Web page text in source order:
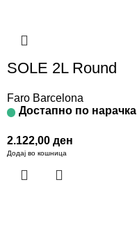
SOLE 2L Round
Faro Barcelona
Достапно по нарачка
2.122,00 ден
Додај во кошница